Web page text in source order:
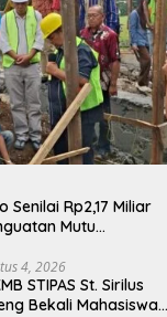
Senilai Rp2,17 Miliar
Mutu
4, 2026
STIPAS St. Sirilus
Bekali Mahasiswa